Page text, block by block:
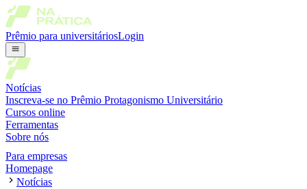
Prêmio para universitáriosLogin
Notícias
Inscreva-se no Prêmio Protagonismo Universitário
Cursos online
Ferramentas
Sobre nós
Para empresas
Homepage
Notícias